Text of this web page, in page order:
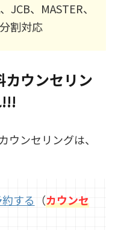
JCB、MASTER、
割対応
カウンセリン
ウンセリングは、
する （カウンセ